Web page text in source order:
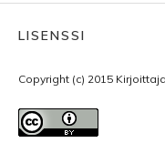
LISENSSI
Copyright (c) 2015